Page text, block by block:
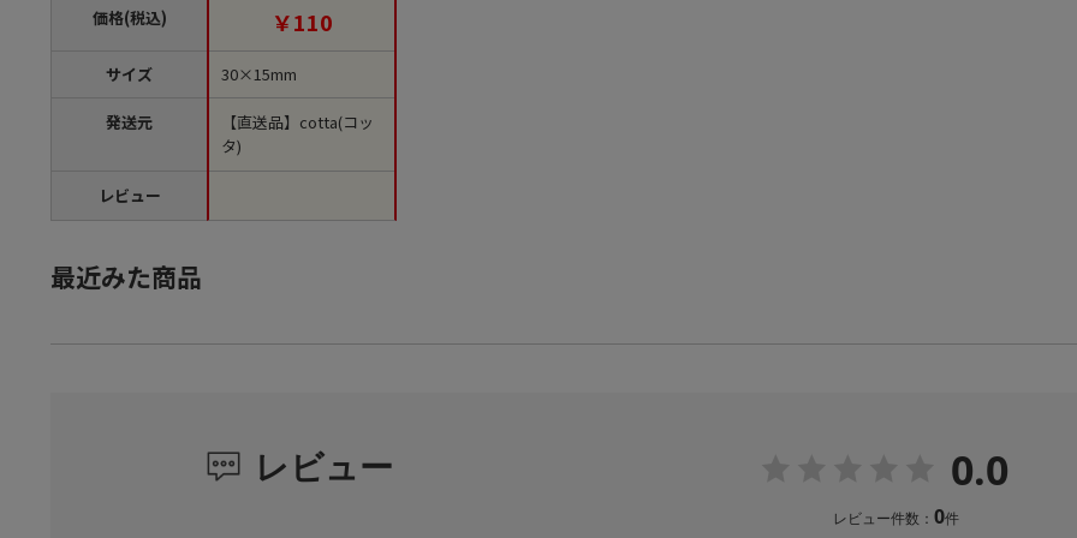
価格(税込)
サイズ
発送元
レビュー
￥110
30×15mm
【直送品】cotta(コッ
タ)
最近みた商品
レビュー 0.0
レビュー件数： 0件